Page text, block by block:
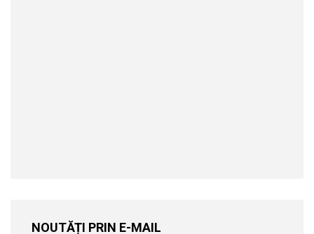
NOUTĂȚI PRIN E-MAIL